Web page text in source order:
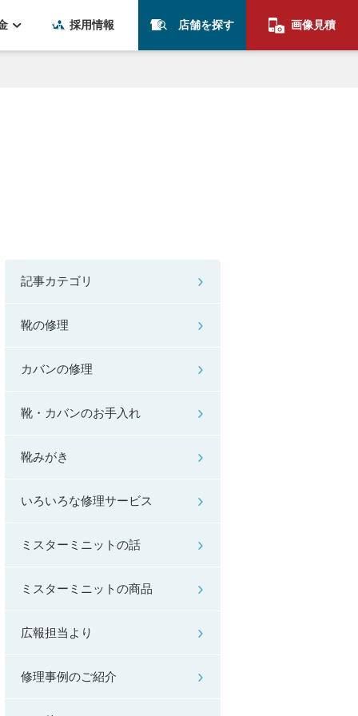
採用情報 店舗を探す 画像見積
記事カテゴリ
靴の修理
カバンの修理
靴・カバンのお手入れ
靴みがき
いろいろな修理サービス
ミスターミニットの話
ミスターミニットの商品
広報担当より
修理事例のご紹介